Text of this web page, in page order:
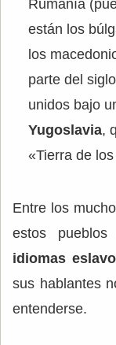
Rumanía
están los
los
parte del
unidos bajo
Yugoslavia,
«Tierra de
Entre los
estos
idiomas
sus hablantes
entenderse.